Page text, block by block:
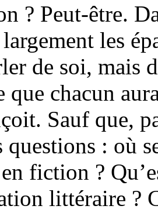
? Peut-être.
les
de soi, mais
que chacun
Sauf que,
questions : où
fiction ?
littéraire ?